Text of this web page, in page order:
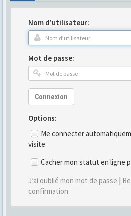
Nom d’utilisateur:
Mot de passe:
Connexion
Options:
Me connecter
visite
Cacher mon statut en ligne
J’ai oublié mon mot de passe |
confirmation